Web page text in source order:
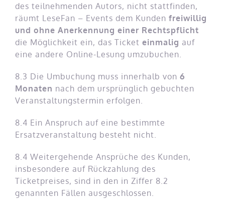
des teilnehmenden Autors, nicht stattfinden,
räumt LeseFan – Events dem Kunden freiwillig
und ohne Anerkennung einer Rechtspflicht
die Möglichkeit ein, das Ticket einmalig auf
eine andere Online-Lesung umzubuchen.
8.3 Die Umbuchung muss innerhalb von 6
Monaten nach dem ursprünglich gebuchten
Veranstaltungstermin erfolgen.
8.4 Ein Anspruch auf eine bestimmte
Ersatzveranstaltung besteht nicht.
8.4 Weitergehende Ansprüche des Kunden,
insbesondere auf Rückzahlung des
Ticketpreises, sind in den in Ziffer 8.2
genannten Fällen ausgeschlossen.